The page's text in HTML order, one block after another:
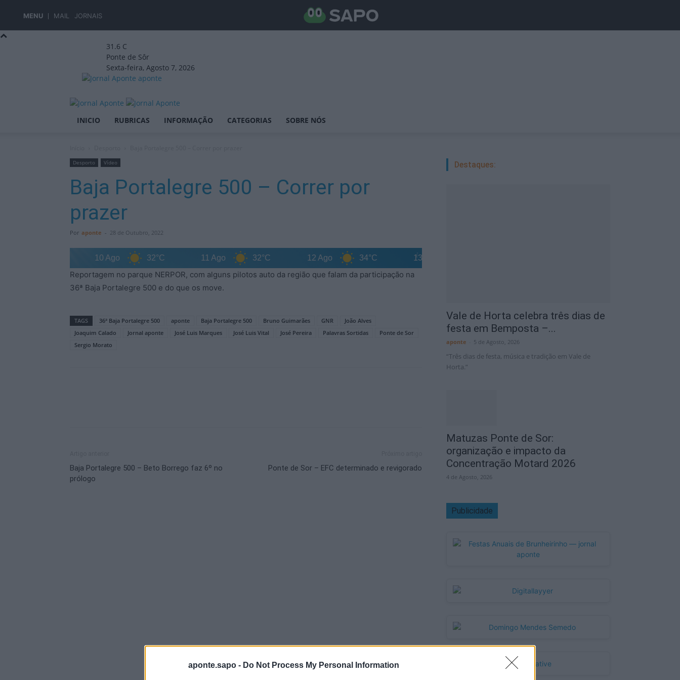
aponte.sapo - Do Not Process My Personal Information
MENU MAIL JORNAIS
31.6 C
Ponte de Sôr
Sexta-feira, Agosto 7, 2026
aponte
INICIO RUBRICAS INFORMAÇÃO CATEGORIAS SOBRE NÓS
Desporto Vídeo
Baja Portalegre 500 – Correr por
prazer
Por aponte - 28 de Outubro, 2022
10 Ago 32°C 11 Ago 32°C 12 Ago 34°C 13 Ago
Reportagem no parque NERPOR, com alguns pilotos auto da região que falam da participação na
36ª Baja Portalegre 500 e do que os move.
TAGS 36ª Baja Portalegre 500 aponte Baja Portalegre 500 Bruno Guimarães GNR
João Alves
Joaquim Calado
Jornal aponte José Luis Marques José Luis Vital José Pereira Palavras Sortidas
Ponte de Sor
Sergio Morato
Baja Portalegre 500 – Beto Borrego faz 6º no
prólogo
Ponte de Sor – EFC determinado e revigorado
Destaques:
Vale de Horta celebra três dias de
festa em Bemposta –...
aponte 5 de Agosto, 2026
“Três dias de festa, música e tradição em Vale de
Horta.”
Matuzas Ponte de Sor:
organização e impacto da
Concentração Motard 2026
4 de Agosto, 2026
Publicidade